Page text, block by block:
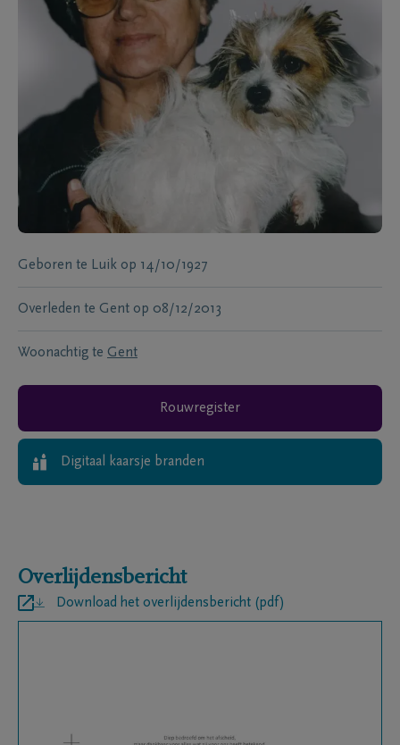
Geboren te Luik op 14/10/1927
Overleden te Gent op 08/12/2013
Woonachtig te Gent
Rouwregister
Digitaal kaarsje branden
Overlijdensbericht
Download het overlijdensbericht (pdf)